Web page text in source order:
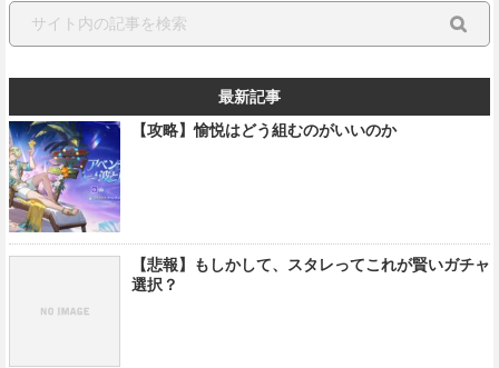
最新記事
【攻略】愉悦はどう組むのがいいのか
【悲報】もしかして、スタレってこれが賢いガチャ
選択？